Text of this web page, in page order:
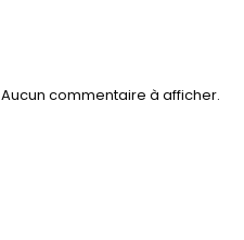
Aucun commentaire à afficher.